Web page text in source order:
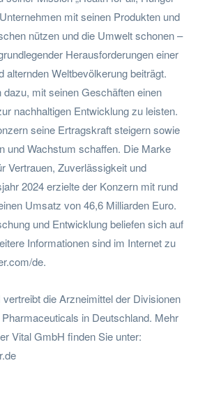
mit seinen Produkten und
nützen und die Umwelt schonen –
Herausforderungen einer
alternden Weltbevölkerung beiträgt.
mit seinen Geschäften einen
nachhaltigen Entwicklung zu leisten.
seine Ertragskraft steigern sowie
und Wachstum schaffen. Die Marke
Vertrauen, Zuverlässigkeit und
2024 erzielte der Konzern mit rund
Umsatz von 46,6 Milliarden Euro.
und Entwicklung beliefen sich auf
Informationen sind im Internet zu
de.
die Arzneimittel der Divisionen
in Deutschland. Mehr
Vital GmbH finden Sie unter: